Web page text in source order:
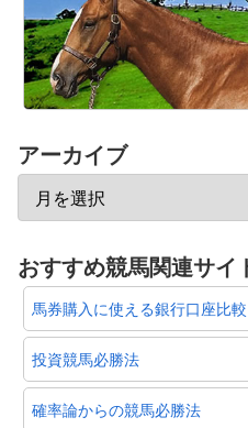
アーカイブ
おすすめ競馬関連サイ
馬券購入に使える銀行口座比較
投資競馬必勝法
確率論からの競馬必勝法